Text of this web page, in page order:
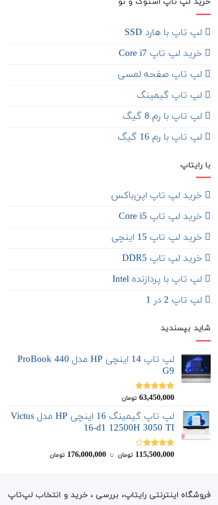
لپ تاپ با هارد SSD
خرید لپ تاپ Core i7
لپ تاپ صفحه لمسی
لپ تاپ گیمینگ
لپ تاپ با رم 8 گیگ
لپ تاپ با رم 16 گیگ
با رایتاپ
‌ خرید لپ تاپ اپن‌باکس
خرید لپ تاپ Core i5
‌‌ خرید لپ تاپ 15 اینچی
خرید لپ تاپ DDR5
لپ تاپ با پردازنده Intel
لپ تاپ 2 در 1
شاید بپسندید
لپ تاپ 14 اینچی HP مدل ProBook 440
G9
نمره5.00
63,450,000 تومان
لپ تاپ گیمینگ 16 اینچی HP مدل Victus
16-d1 12500H 3050 TI
نمره
115,500,000 تومان ‌ تا ‌ 176,000,000 تومان
فروشگاه اینترنتی رایتاپ، بررسی ، خرید و انتخاب لپ‌تاپ